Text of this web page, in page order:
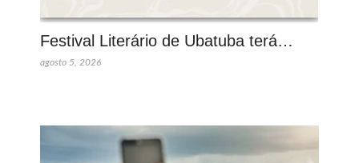
Festival Literário de Ubatuba terá…
agosto 5, 2026